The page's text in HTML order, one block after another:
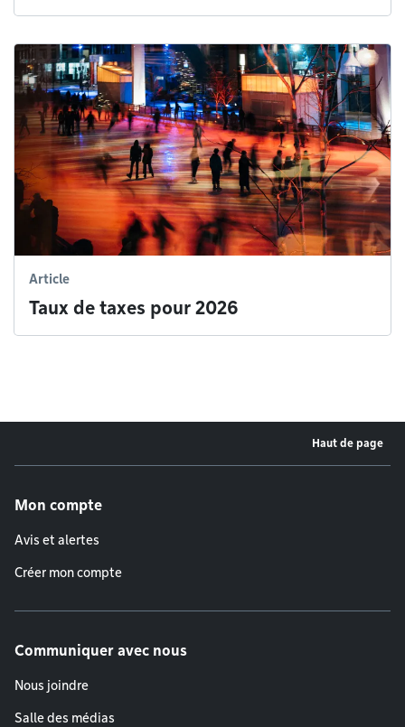
Article
Taux de taxes pour 2026
Haut de page
Mon compte
Avis et alertes
Créer mon compte
Communiquer avec nous
Nous joindre
Salle des médias